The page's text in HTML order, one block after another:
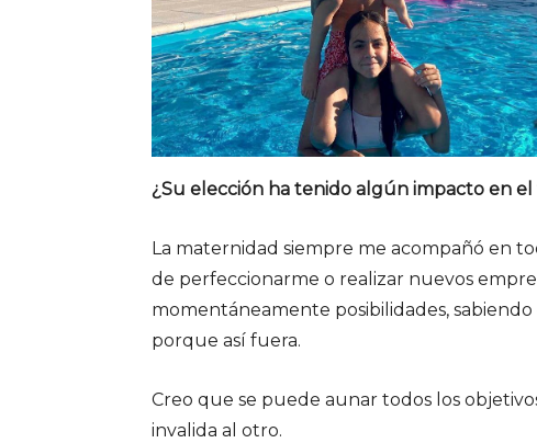
¿Su elección ha tenido algún impacto en el
La maternidad siempre me acompañó en
de perfeccionarme o realizar nuevos
momentáneamente posibilidades,
porque así fuera.
Creo que se puede aunar todos los
invalida al otro.